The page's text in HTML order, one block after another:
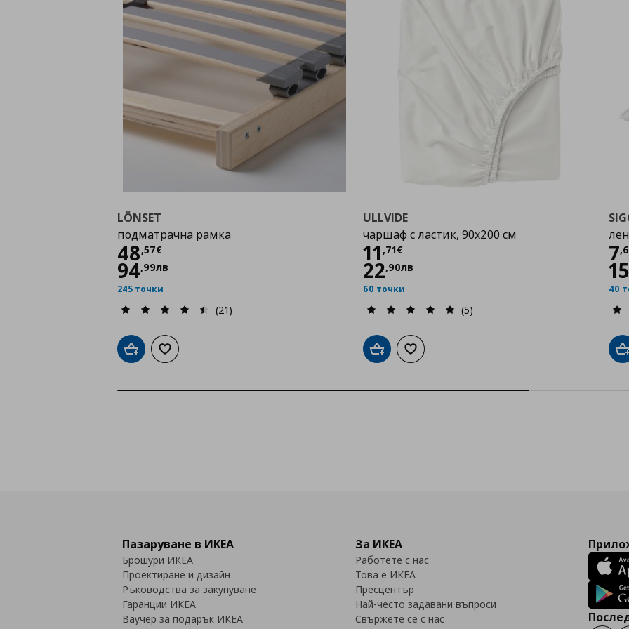
LÖNSET
подматрачна рамка
48,57€
Цена
94,99лв
245 точки
(21)
Добави в кошницата
Добави към списъка с любими
ULLVIDE
чаршаф с ластик, 90x200 см
11,71€
Цена
22,90лв
60 точки
(5)
Добави в кошницата
Добави към списъка с любими
7,
40
Пазаруване в ИКЕА
Брошури ИКЕА
Проектиране и дизайн
Ръководства за закупуване
Гаранции ИКЕА
Ваучер за подарък ИКЕА
За ИКЕА
Работете с нас
Това е ИКЕА
Пресцентър
Най-често задавани въпроси
Свържете се с нас